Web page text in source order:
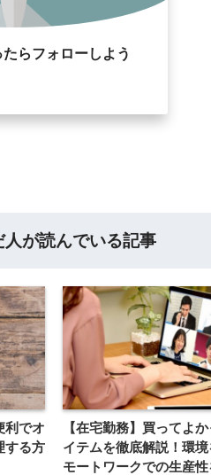
らフォローしよう
が読んでいる記事
利でオ
する方
【在宅勤務】買ってよ
イテムを徹底解説！環
モートワークでの生産